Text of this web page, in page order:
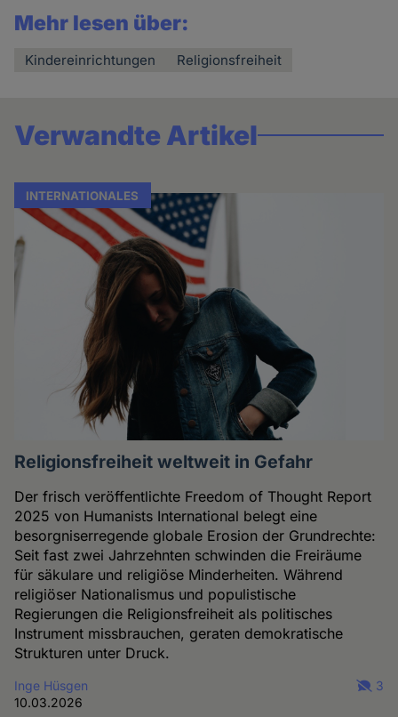
Mehr lesen über:
Kindereinrichtungen Religionsfreiheit
Verwandte Artikel
INTERNATIONALES
Religionsfreiheit weltweit in Gefahr
Der frisch veröffentlichte Freedom of Thought Report
2025 von Humanists International belegt eine
besorgniserregende globale Erosion der Grundrechte:
Seit fast zwei Jahrzehnten schwinden die Freiräume
für säkulare und religiöse Minderheiten. Während
religiöser Nationalismus und populistische
Regierungen die Religionsfreiheit als politisches
Instrument missbrauchen, geraten demokratische
Strukturen unter Druck.
Inge Hüsgen
10.03.2026
3